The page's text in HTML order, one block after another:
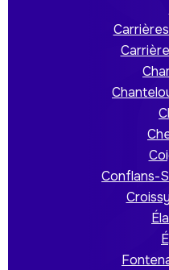
Conflans-